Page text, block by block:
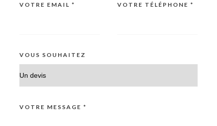
VOTRE EMAIL * VOTRE TÉLÉPHONE *
VOUS SOUHAITEZ
VOTRE MESSAGE *